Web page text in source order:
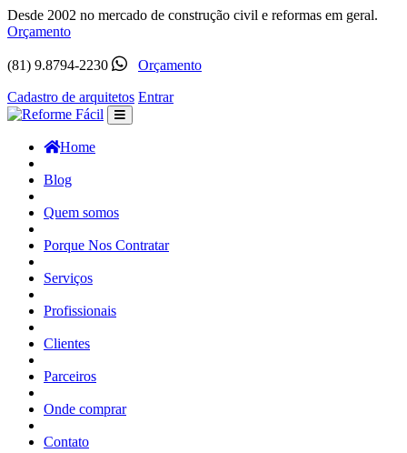
Desde 2002 no mercado de construção civil e reformas em geral.
Orçamento
(81) 9.8794-2230 Orçamento
Cadastro de arquitetos Entrar
Home
Blog
Quem somos
Porque Nos Contratar
Serviços
Profissionais
Clientes
Parceiros
Onde comprar
Contato